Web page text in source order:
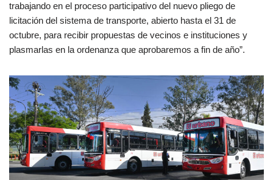
trabajando en el proceso participativo del nuevo pliego de
licitación del sistema de transporte, abierto hasta el 31 de
octubre, para recibir propuestas de vecinos e instituciones y
plasmarlas en la ordenanza que aprobaremos a fin de año”.